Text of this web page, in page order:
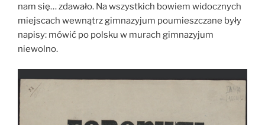
nam się… zdawało. Na wszystkich bowiem widocznych
miejscach wewnątrz gimnazyjum poumieszczane były
napisy: mówić po polsku w murach gimnazyjum
niewolno.